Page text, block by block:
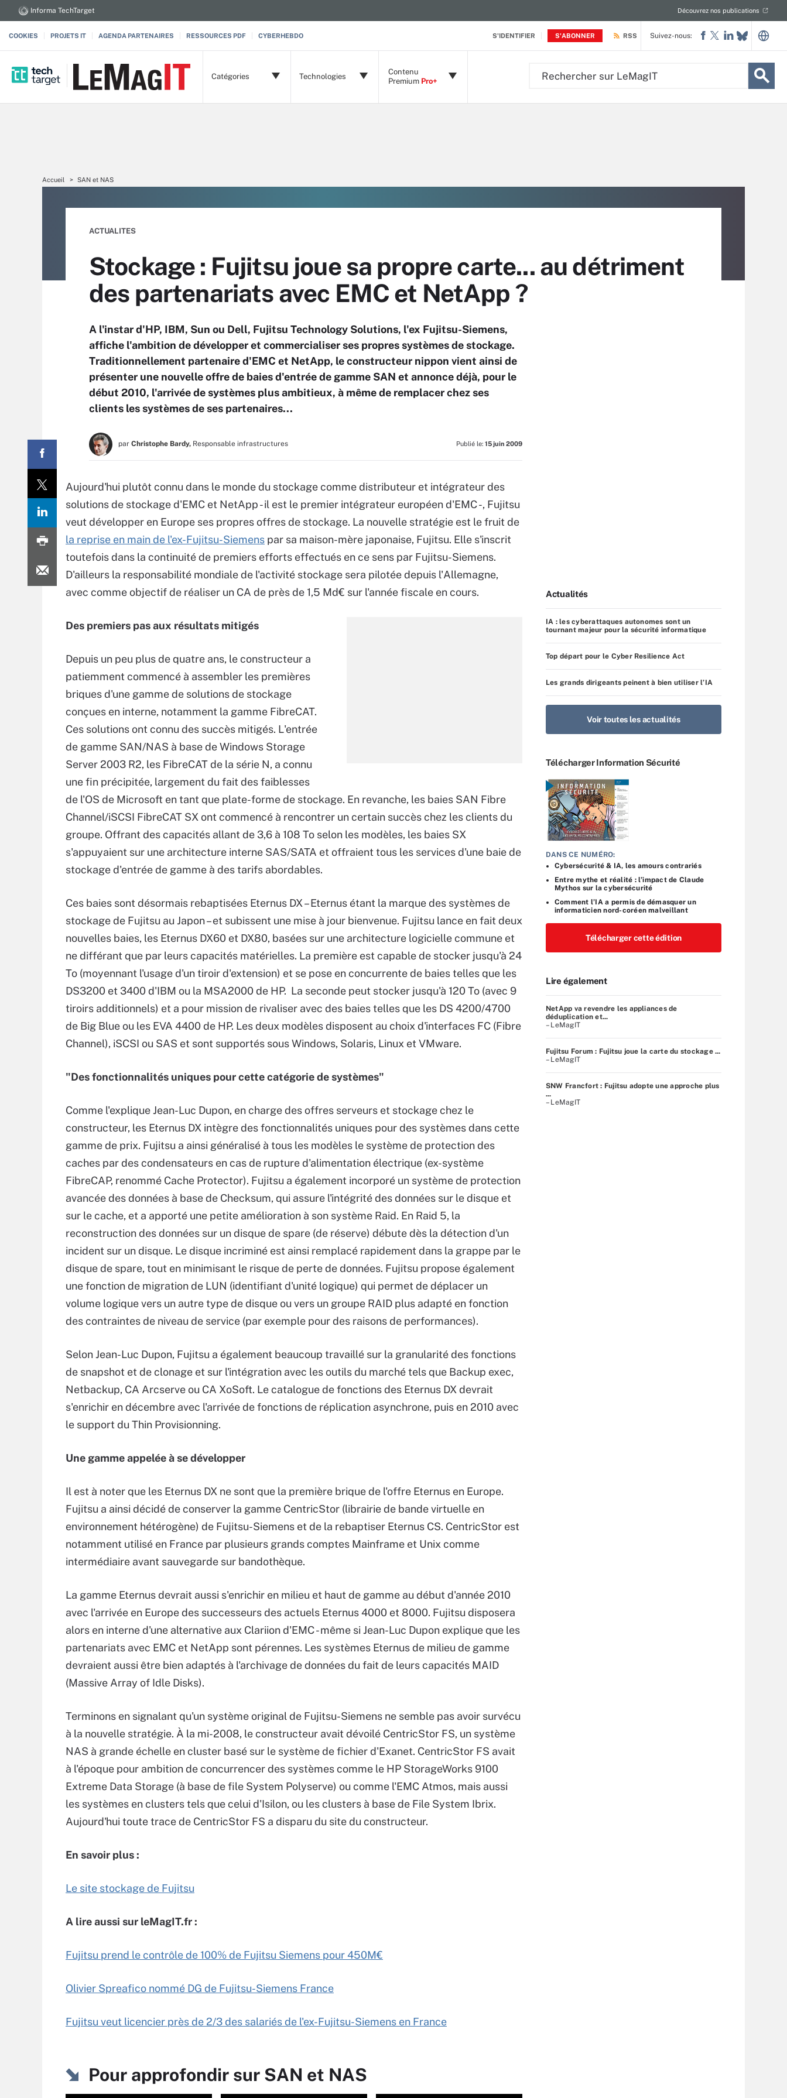
S'IDENTIFIER S'ABONNER
Informa TechTarget Découvrez nos publications
COOKIES PROJETS IT AGENDA PARTENAIRES RESSOURCES PDF CYBERHEBDO RSS
Catégories Technologies
Contenu
Premium Pro+
Suivez-nous:
Accueil SAN et NAS
ACTUALITES
Stockage : Fujitsu joue sa propre carte... au détriment
des partenariats avec EMC et NetApp ?
A l'instar d'HP, IBM, Sun ou Dell, Fujitsu Technology Solutions, l'ex Fujitsu-Siemens,
affiche l'ambition de développer et commercialiser ses propres systèmes de stockage.
Traditionnellement partenaire d'EMC et NetApp, le constructeur nippon vient ainsi de
présenter une nouvelle offre de baies d'entrée de gamme SAN et annonce déjà, pour le
début 2010, l'arrivée de systèmes plus ambitieux, à même de remplacer chez ses
clients les systèmes de ses partenaires...
par Christophe Bardy, Responsable infrastructures Publié le: 15 juin 2009
Aujourd'hui plutôt connu dans le monde du stockage comme distributeur et intégrateur des
solutions de stockage d'EMC et NetApp - il est le premier intégrateur européen d'EMC -, Fujitsu
veut développer en Europe ses propres offres de stockage. La nouvelle stratégie est le fruit de
la reprise en main de l'ex-Fujitsu-Siemens par sa maison-mère japonaise, Fujitsu. Elle s'inscrit
toutefois dans la continuité de premiers efforts effectués en ce sens par Fujitsu-Siemens.
D'ailleurs la responsabilité mondiale de l'activité stockage sera pilotée depuis l'Allemagne,
avec comme objectif de réaliser un CA de près de 1,5 Md€ sur l'année fiscale en cours.
Des premiers pas aux résultats mitigés
Depuis un peu plus de quatre ans, le constructeur a
patiemment commencé à assembler les premières
briques d'une gamme de solutions de stockage
conçues en interne, notamment la gamme FibreCAT.
Ces solutions ont connu des succès mitigés. L'entrée
de gamme SAN/NAS à base de Windows Storage
Server 2003 R2, les FibreCAT de la série N, a connu
une fin précipitée, largement du fait des faiblesses
de l'OS de Microsoft en tant que plate-forme de stockage. En revanche, les baies SAN Fibre
Channel/iSCSI FibreCAT SX ont commencé à rencontrer un certain succès chez les clients du
groupe. Offrant des capacités allant de 3,6 à 108 To selon les modèles, les baies SX
s'appuyaient sur une architecture interne SAS/SATA et offraient tous les services d'une baie de
stockage d'entrée de gamme à des tarifs abordables.
Ces baies sont désormais rebaptisées Eternus DX – Eternus étant la marque des systèmes de
stockage de Fujitsu au Japon – et subissent une mise à jour bienvenue. Fujitsu lance en fait deux
nouvelles baies, les Eternus DX60 et DX80, basées sur une architecture logicielle commune et
ne différant que par leurs capacités matérielles. La première est capable de stocker jusqu'à 24
To (moyennant l'usage d'un tiroir d'extension) et se pose en concurrente de baies telles que les
DS3200 et 3400 d'IBM ou la MSA2000 de HP. La seconde peut stocker jusqu'à 120 To (avec 9
tiroirs additionnels) et a pour mission de rivaliser avec des baies telles que les DS 4200/4700
de Big Blue ou les EVA 4400 de HP. Les deux modèles disposent au choix d'interfaces FC (Fibre
Channel), iSCSI ou SAS et sont supportés sous Windows, Solaris, Linux et VMware.
"Des fonctionnalités uniques pour cette catégorie de systèmes"
Comme l'explique Jean-Luc Dupon, en charge des offres serveurs et stockage chez le
constructeur, les Eternus DX intègre des fonctionnalités uniques pour des systèmes dans cette
gamme de prix. Fujitsu a ainsi généralisé à tous les modèles le système de protection des
caches par des condensateurs en cas de rupture d'alimentation électrique (ex-système
FibreCAP, renommé Cache Protector). Fujitsu a également incorporé un système de protection
avancée des données à base de Checksum, qui assure l'intégrité des données sur le disque et
sur le cache, et a apporté une petite amélioration à son système Raid. En Raid 5, la
reconstruction des données sur un disque de spare (de réserve) débute dès la détection d'un
incident sur un disque. Le disque incriminé est ainsi remplacé rapidement dans la grappe par le
disque de spare, tout en minimisant le risque de perte de données. Fujitsu propose également
une fonction de migration de LUN (identifiant d'unité logique) qui permet de déplacer un
volume logique vers un autre type de disque ou vers un groupe RAID plus adapté en fonction
des contraintes de niveau de service (par exemple pour des raisons de performances).
Selon Jean-Luc Dupon, Fujitsu a également beaucoup travaillé sur la granularité des fonctions
de snapshot et de clonage et sur l'intégration avec les outils du marché tels que Backup exec,
Netbackup, CA Arcserve ou CA XoSoft. Le catalogue de fonctions des Eternus DX devrait
s'enrichir en décembre avec l'arrivée de fonctions de réplication asynchrone, puis en 2010 avec
le support du Thin Provisionning.
Une gamme appelée à se développer
Il est à noter que les Eternus DX ne sont que la première brique de l'offre Eternus en Europe.
Fujitsu a ainsi décidé de conserver la gamme CentricStor (librairie de bande virtuelle en
environnement hétérogène) de Fujitsu-Siemens et de la rebaptiser Eternus CS. CentricStor est
notamment utilisé en France par plusieurs grands comptes Mainframe et Unix comme
intermédiaire avant sauvegarde sur bandothèque.
La gamme Eternus devrait aussi s'enrichir en milieu et haut de gamme au début d'année 2010
avec l'arrivée en Europe des successeurs des actuels Eternus 4000 et 8000. Fujitsu disposera
alors en interne d'une alternative aux Clariion d'EMC - même si Jean-Luc Dupon explique que les
partenariats avec EMC et NetApp sont pérennes. Les systèmes Eternus de milieu de gamme
devraient aussi être bien adaptés à l'archivage de données du fait de leurs capacités MAID
(Massive Array of Idle Disks).
Terminons en signalant qu'un système original de Fujitsu-Siemens ne semble pas avoir survécu
à la nouvelle stratégie. À la mi-2008, le constructeur avait dévoilé CentricStor FS, un système
NAS à grande échelle en cluster basé sur le système de fichier d'Exanet. CentricStor FS avait
à l'époque pour ambition de concurrencer des systèmes comme le HP StorageWorks 9100
Extreme Data Storage (à base de file System Polyserve) ou comme l'EMC Atmos, mais aussi
les systèmes en clusters tels que celui d'Isilon, ou les clusters à base de File System Ibrix.
Aujourd'hui toute trace de CentricStor FS a disparu du site du constructeur.
En savoir plus :
Le site stockage de Fujitsu
A lire aussi sur leMagIT.fr :
Fujitsu prend le contrôle de 100% de Fujitsu Siemens pour 450M€
Olivier Spreafico nommé DG de Fujitsu-Siemens France
Fujitsu veut licencier près de 2/3 des salariés de l'ex-Fujitsu-Siemens en France
Pour approfondir sur SAN et NAS
Actualités
IA : les cyberattaques autonomes sont un
tournant majeur pour la sécurité informatique
Top départ pour le Cyber Resilience Act
Les grands dirigeants peinent à bien utiliser l’IA
Voir toutes les actualités
Télécharger Information Sécurité
DANS CE NUMÉRO:
Cybersécurité & IA, les amours contrariés
Entre mythe et réalité : l’impact de Claude
Mythos sur la cybersécurité
Comment l’IA a permis de démasquer un
informaticien nord-coréen malveillant
Télécharger cette édition
Lire également
NetApp va revendre les appliances de
déduplication et...
– LeMagIT
Fujitsu Forum : Fujitsu joue la carte du stockage ...
– LeMagIT
SNW Francfort : Fujitsu adopte une approche plus
...
– LeMagIT